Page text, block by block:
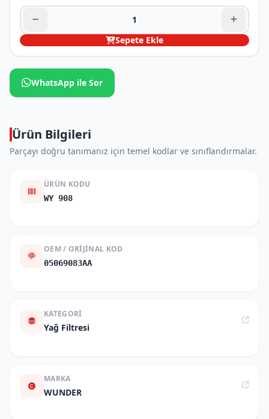
Sepete Ekle
WhatsApp ile Sor
Ürün Bilgileri
Parçayı doğru tanımanız için temel kodlar ve sınıflandırmalar.
ÜRÜN KODU
WY 908
OEM / ORIJINAL KOD
05069083AA
KATEGORI
Yağ Filtresi
MARKA
WUNDER